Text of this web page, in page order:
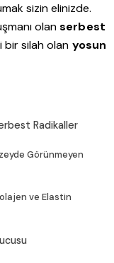
sizin elinizde.
olanserbest
bir silah olan yosun
Radikaller
Görünmeyen
ve Elastin